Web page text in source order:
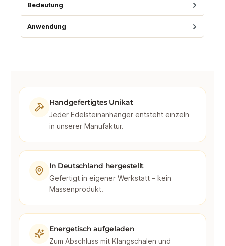
Bedeutung
Anwendung
Handgefertigtes Unikat
Jeder Edelsteinanhänger entsteht einzeln
in unserer Manufaktur.
In Deutschland hergestellt
Gefertigt in eigener Werkstatt – kein
Massenprodukt.
Energetisch aufgeladen
Zum Abschluss mit Klangschalen und